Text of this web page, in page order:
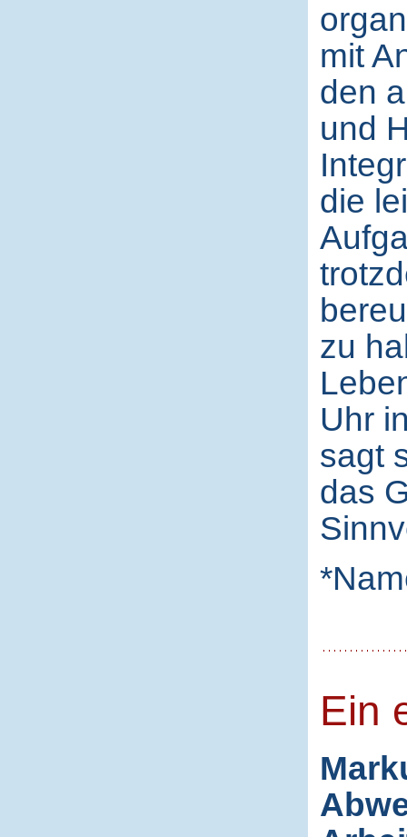
mit
den
und
die
zu
Uhr
sagt
das
Ein